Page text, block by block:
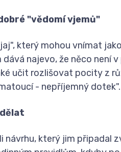
"vědomí vjemů"
který mohou vnímat
najevo, že něco není
učit rozlišovat pocity z
- nepříjemný dotek".
návrhu, který jim připadal